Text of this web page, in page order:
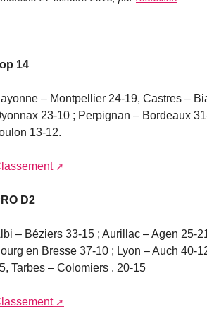
14
– Montpellier 24-19, Castres –
23-10 ; Perpignan – Bordeaux
13-12.
D2
– Béziers 33-15 ; Aurillac – Agen 25-
en Bresse 37-10 ; Lyon – Auch 40-
Tarbes – Colomiers . 20-15